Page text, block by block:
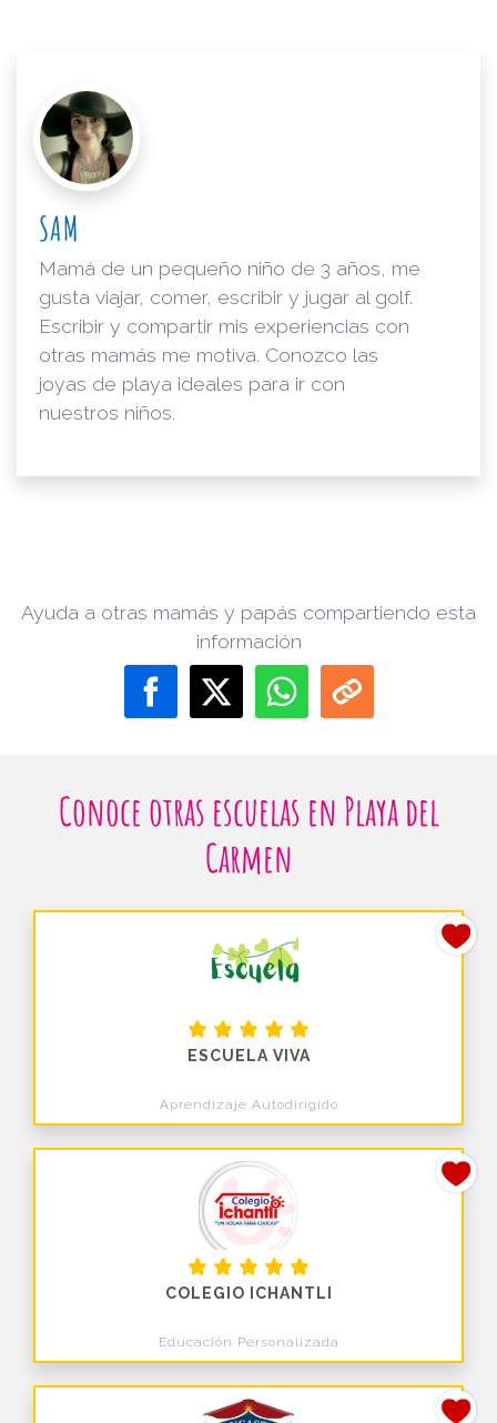
SAM
Mamá de un pequeño niño de 3 años, me
gusta viajar, comer, escribir y jugar al golf.
Escribir y compartir mis experiencias con
otras mamás me motiva. Conozco las
joyas de playa ideales para ir con
nuestros niños.
Ayuda a otras mamás y papás compartiendo esta
información
Conoce otras escuelas en Playa del
Carmen
ESCUELA VIVA
Aprendizaje Autodirigido
COLEGIO ICHANTLI
Educación Personalizada